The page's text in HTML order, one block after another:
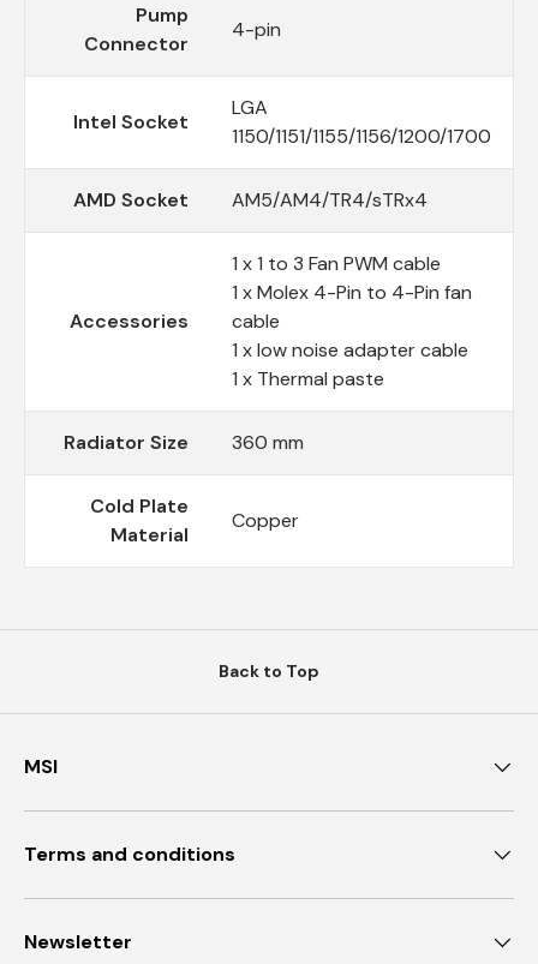
Pump
Connector
4-pin
Intel Socket
LGA
1150/1151/1155/1156/1200/1700
AMD Socket AM5/AM4/TR4/sTRx4
Accessories
1 x 1 to 3 Fan PWM cable
1 x Molex 4-Pin to 4-Pin fan
cable
1 x low noise adapter cable
1 x Thermal paste
Radiator Size 360 mm
Cold Plate
Material
Copper
Back to Top
MSI
Terms and conditions
Newsletter